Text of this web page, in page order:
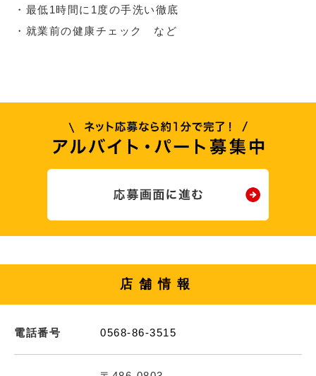
・最低1時間に1度の手洗い徹底
・就業前の健康チェック など
店舗情報
電話番号 0568-86-3515